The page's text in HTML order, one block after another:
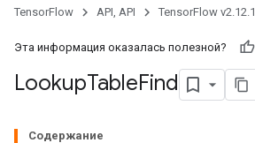
TensorFlow API, API TensorFlow v2.12.1
Эта информация оказалась полезной?
LookupTableFind
Содержание